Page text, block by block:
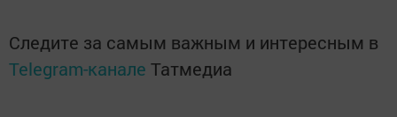
Следите за самым важным и интересным в
Telegram-канале Татмедиа